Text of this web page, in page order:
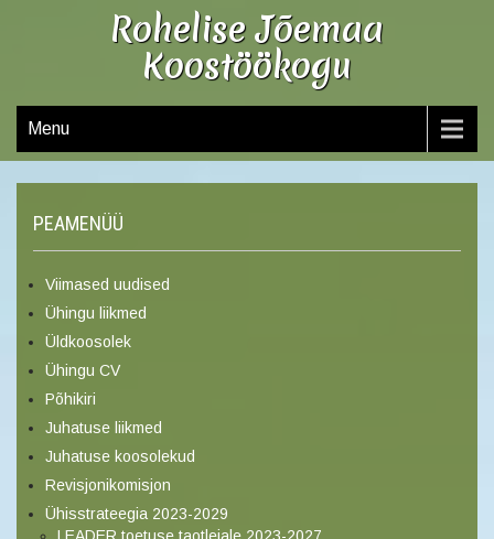
Rohelise Jõemaa
Koostöökogu
Menu
PEAMENÜÜ
Viimased uudised
Ühingu liikmed
Üldkoosolek
Ühingu CV
Põhikiri
Juhatuse liikmed
Juhatuse koosolekud
Revisjonikomisjon
Ühisstrateegia 2023-2029